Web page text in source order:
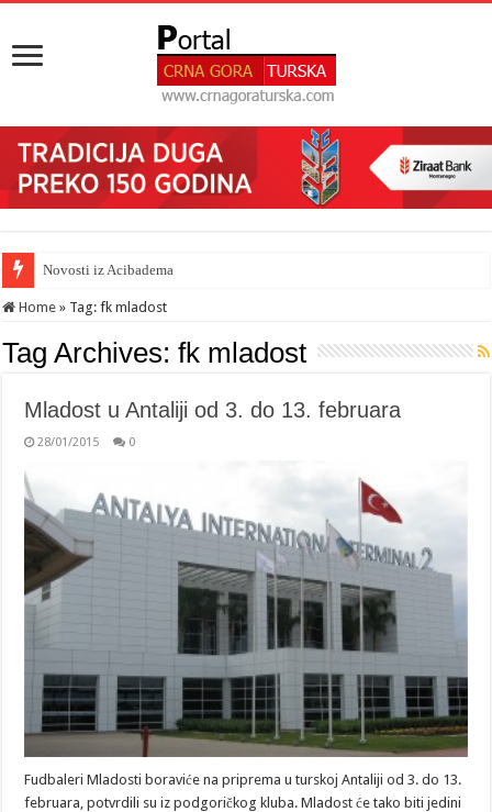
Novosti iz Acibadema
Home » Tag:fk mladost
Tag Archives:fk mladost
Mladost u Antaliji od 3. do 13. februara
28/01/2015 0
Fudbaleri Mladosti boraviće na priprema u turskoj Antaliji od 3. do 13.
februara, potvrdili su iz podgoričkog kluba. Mladost će tako biti jedini